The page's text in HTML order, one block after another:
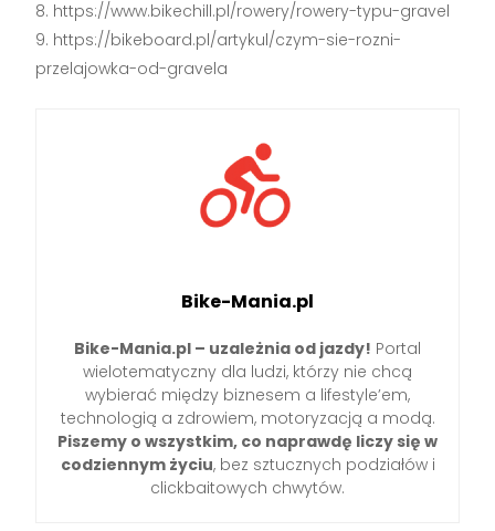
https://www.bikechill.pl/rowery/rowery-typu-gravel
https://bikeboard.pl/artykul/czym-sie-rozni-
przelajowka-od-gravela
Bike-Mania.pl
Bike-Mania.pl – uzależnia od jazdy! Portal
wielotematyczny dla ludzi, którzy nie chcą
wybierać między biznesem a lifestyle’em,
technologią a zdrowiem, motoryzacją a modą.
Piszemy o wszystkim, co naprawdę liczy się w
codziennym życiu, bez sztucznych podziałów i
clickbaitowych chwytów.